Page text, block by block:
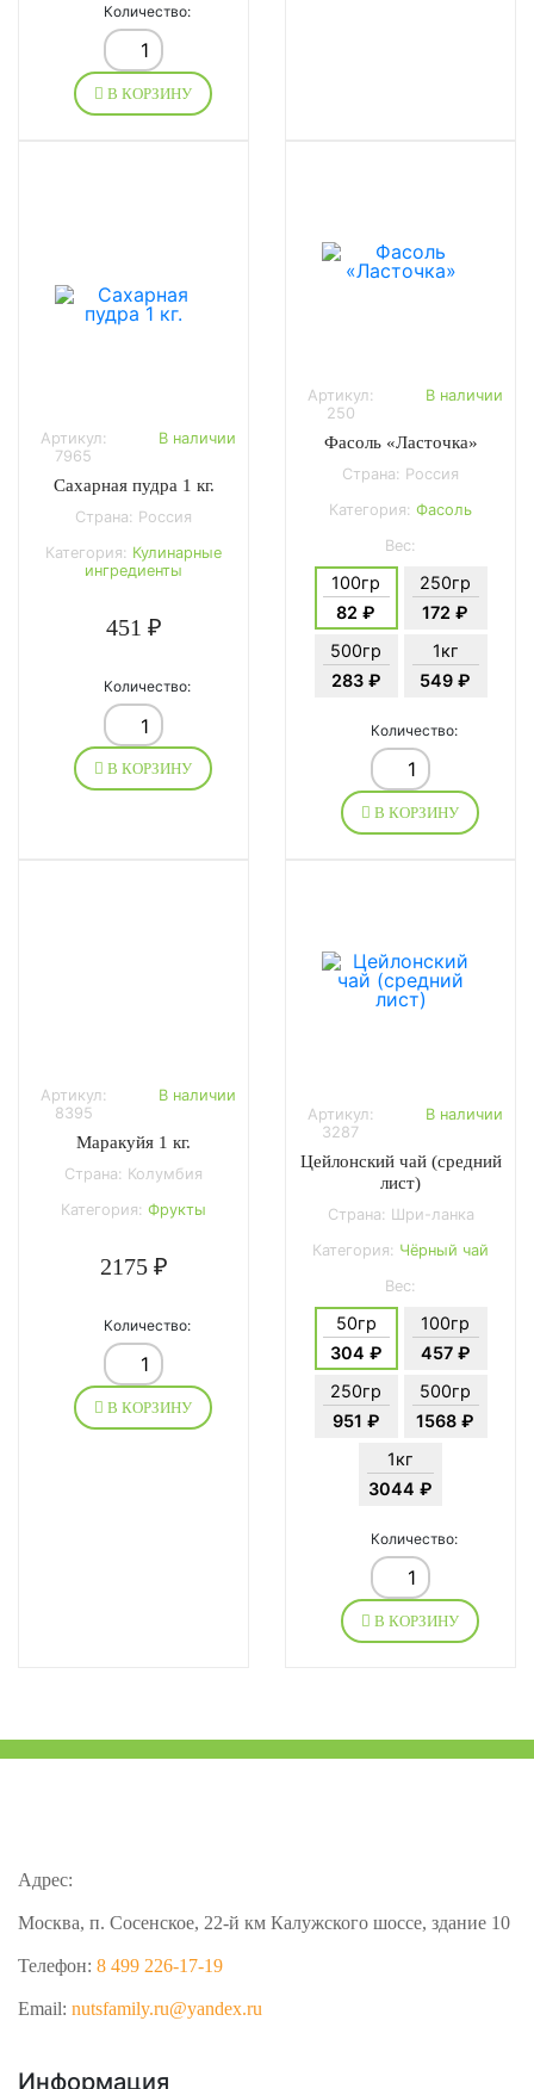
Количество:
В КОРЗИНУ
Артикул:
7965
В наличии
Сахарная пудра 1 кг.
Страна: Россия
Категория: Кулинарные
ингредиенты
451 ₽
Количество:
В КОРЗИНУ
Артикул:
250
В наличии
Фасоль «Ласточка»
Страна: Россия
Категория: Фасоль
Вес:
100гр
82 ₽
250гр
172 ₽
500гр
283 ₽
1кг
549 ₽
Количество:
В КОРЗИНУ
Артикул:
8395
В наличии
Маракуйя 1 кг.
Страна: Колумбия
Категория: Фрукты
2175 ₽
Количество:
В КОРЗИНУ
Артикул:
3287
В наличии
Цейлонский чай (средний
лист)
Страна: Шри-ланка
Категория: Чёрный чай
Вес:
50гр
304 ₽
100гр
457 ₽
250гр
951 ₽
500гр
1568 ₽
1кг
3044 ₽
Количество:
В КОРЗИНУ
Адрес:
Москва, п. Сосенское, 22-й км Калужского шоссе, здание 10
Телефон: 8 499 226-17-19
Email: nutsfamily.ru@yandex.ru
Информация